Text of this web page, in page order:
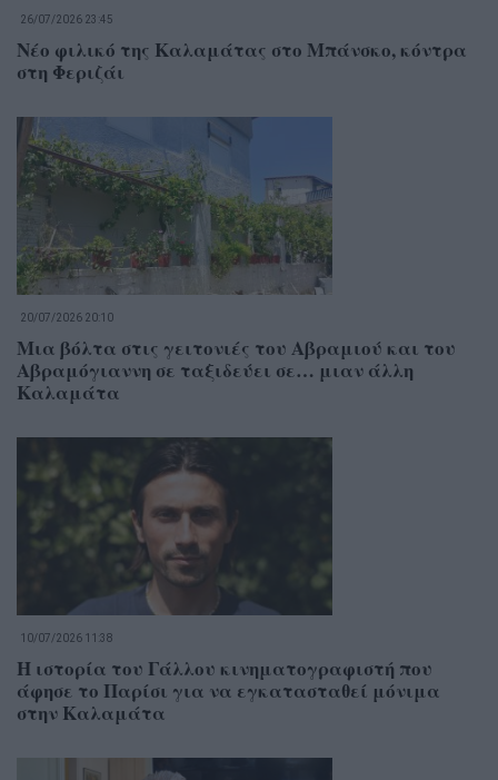
26/07/2026 23:45
Νέο φιλικό της Καλαμάτας στο Μπάνσκο, κόντρα
στη Φεριζάι
20/07/2026 20:10
Μια βόλτα στις γειτονιές του Αβραμιού και του
Αβραμόγιαννη σε ταξιδεύει σε… μιαν άλλη
Καλαμάτα
10/07/2026 11:38
Η ιστορία του Γάλλου κινηματογραφιστή που
άφησε το Παρίσι για να εγκατασταθεί μόνιμα
στην Καλαμάτα